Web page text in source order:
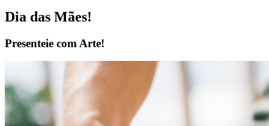
Dia das Mães!
Presenteie com Arte!